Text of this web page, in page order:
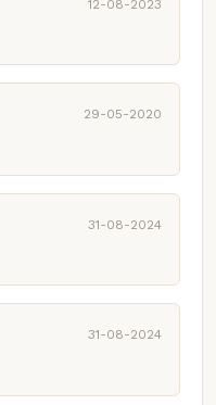
12-08-2023
29-05-2020
31-08-2024
31-08-2024